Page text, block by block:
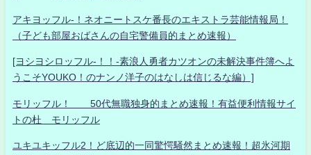
アキヨッフル-！ネオニートスケ番長のエキストラ芸能情報局！
（子ども部屋おばさんの自宅警備員的まとめ速報）
[ヨシヨシロッフル-！！-素浪人勇者カツオンの未解決事件簿へよ
うこそYOUKO！のナンノ洋子のはなしは信じるな編）]
モリッフル！ 50代無職独身的まとめ速報！有益便利情報サイ
トの杜 モリッフル
ユキユキッフル2！ど底辺的一同驚愕騒然まとめ速報！超氷河期